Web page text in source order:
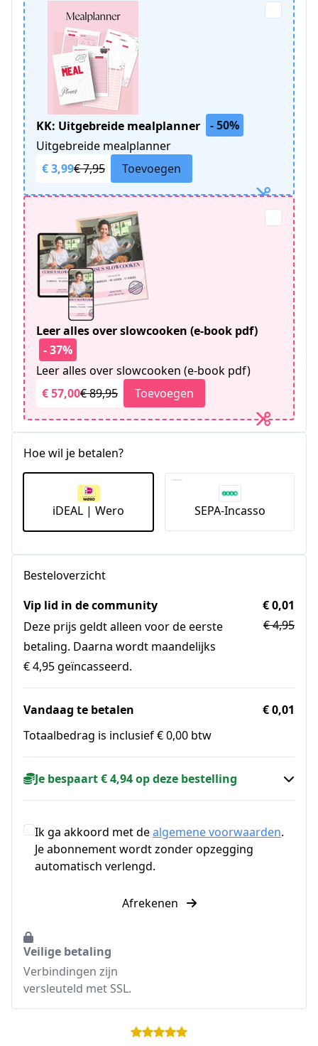
KK: Uitgebreide mealplanner
- 50%
Uitgebreide mealplanner
€ 3,99€ 7,95 Toevoegen
Leer alles over slowcooken (e-book pdf)
- 37%
Leer alles over slowcooken (e-book pdf)
€ 57,00€ 89,95 Toevoegen
Hoe wil je betalen?
iDEAL | Wero SEPA-Incasso
Besteloverzicht
Vip lid in de community
Deze prijs geldt alleen voor de eerste
betaling. Daarna wordt maandelijks
€ 4,95 geïncasseerd.
€ 0,01
€ 4,95
Vandaag te betalen
€ 0,01
Totaalbedrag is inclusief € 0,00 btw
Je bespaart € 4,94 op deze bestelling
Ik ga akkoord met dealgemene voorwaarden.
Je abonnement wordt zonder opzegging
automatisch verlengd.
Afrekenen
Veilige betaling
Verbindingen zijn
versleuteld met SSL.